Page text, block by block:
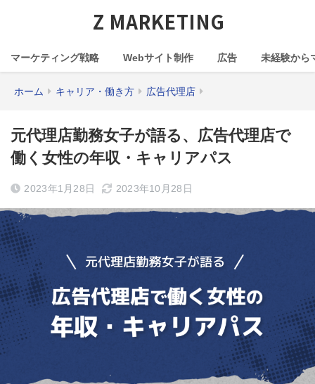
Z MARKETING
マーケティング戦略 Webサイト制作 広告 未経験から
ホーム キャリア・働き方 広告代理店
元代理店勤務女子が語る、広告代理店で
働く女性の年収・キャリアパス
2023年1月28日 2023年10月28日